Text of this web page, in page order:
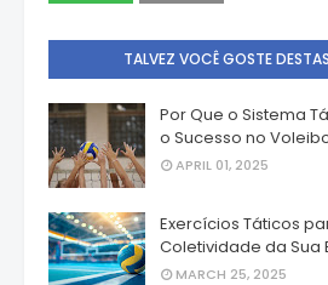
TALVEZ VOCÊ GOSTE
Por Que o Sistema
o Sucesso no
APRIL 01, 2025
Exercícios Táticos
Coletividade da Sua
MARCH 25, 2025